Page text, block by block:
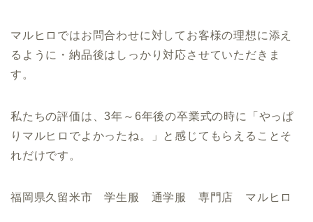
マルヒロではお問合わせに対してお客様の理想に添え
るように・納品後はしっかり対応させていただきま
す。
私たちの評価は、3年～6年後の卒業式の時に「やっぱ
りマルヒロでよかったね。」と感じてもらえることそ
れだけです。
福岡県久留米市 学生服 通学服 専門店 マルヒロ